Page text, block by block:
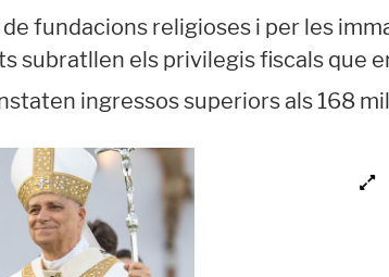
fundacions religioses i per les
subratllen els privilegis fiscals que
ingressos superiors als 168